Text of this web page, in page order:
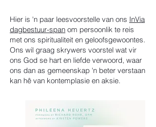
Hier is 'n paar leesvoorstelle van ons InVia
dagbestuur-span om persoonlik te reis
met ons spiritualiteit en geloofsgewoontes.
Ons wil graag skrywers voorstel wat vir
ons God se hart en liefde verwoord, waar
ons dan as gemeenskap 'n beter verstaan
kan hê van kontemplasie en aksie.